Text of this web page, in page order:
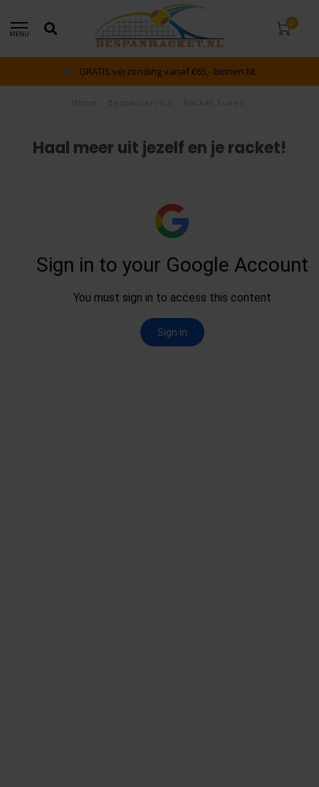
MENU
0
GRATIS verzending vanaf €65,- binnen NL
Haal meer uit jezelf en je racket!